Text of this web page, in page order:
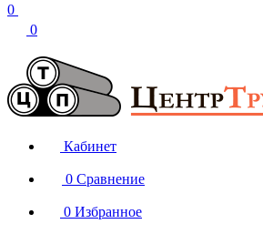
0
0
Кабинет
0 Сравнение
0 Избранное